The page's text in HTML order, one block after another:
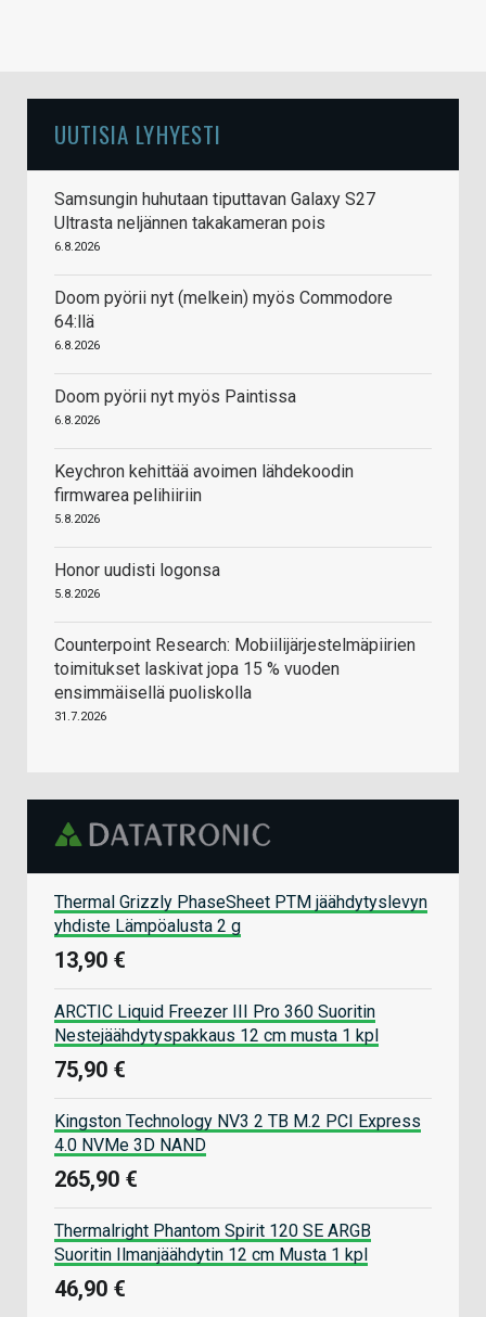
UUTISIA LYHYESTI
Samsungin huhutaan tiputtavan Galaxy S27
Ultrasta neljännen takakameran pois
6.8.2026
Doom pyörii nyt (melkein) myös Commodore
64:llä
6.8.2026
Doom pyörii nyt myös Paintissa
6.8.2026
Keychron kehittää avoimen lähdekoodin
firmwarea pelihiiriin
5.8.2026
Honor uudisti logonsa
5.8.2026
Counterpoint Research: Mobiilijärjestelmäpiirien
toimitukset laskivat jopa 15 % vuoden
ensimmäisellä puoliskolla
31.7.2026
Thermal Grizzly PhaseSheet PTM jäähdytyslevyn
yhdiste Lämpöalusta 2 g
13,90 €
ARCTIC Liquid Freezer III Pro 360 Suoritin
Nestejäähdytyspakkaus 12 cm musta 1 kpl
75,90 €
Kingston Technology NV3 2 TB M.2 PCI Express
4.0 NVMe 3D NAND
265,90 €
Thermalright Phantom Spirit 120 SE ARGB
Suoritin Ilmanjäähdytin 12 cm Musta 1 kpl
46,90 €